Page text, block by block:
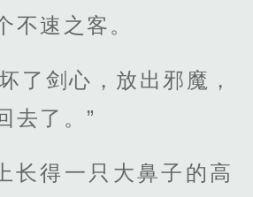
不速之客。
了剑心，放出邪魔，
去了。”
长得一只大鼻子的高